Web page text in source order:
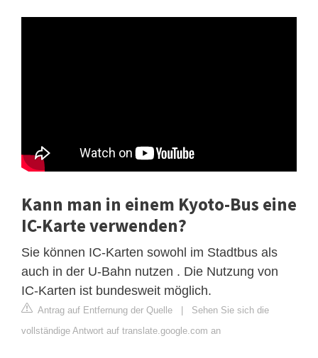
Kann man in einem Kyoto-Bus eine
IC-Karte verwenden?
Sie können IC-Karten sowohl im Stadtbus als
auch in der U-Bahn nutzen . Die Nutzung von
IC-Karten ist bundesweit möglich.
Antrag auf Entfernung der Quelle | Sehen Sie sich die
vollständige Antwort auf translate.google.com an